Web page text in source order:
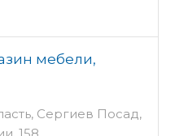
мебели,
Сергиев Посад,